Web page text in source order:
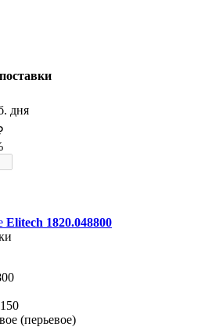
дня
Elitech 1820.048800
150
(перьевое)